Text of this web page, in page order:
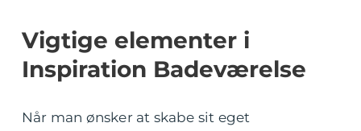
Vigtige elementer i
Inspiration Badeværelse
Når man ønsker at skabe sit eget